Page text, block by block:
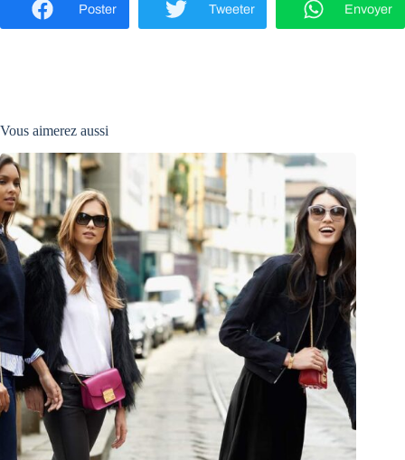
Poster Tweeter Envoyer
Vous aimerez aussi